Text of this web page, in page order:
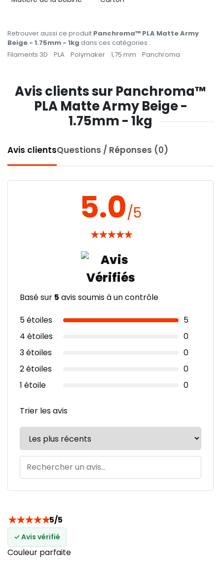
Retrouver aussi ce produit Panchroma™ PLA Matte Army
Beige - 1.75mm - 1kg dans ces catégories :
Filaments 3D
PLA Polymaker 1,75 mm Panchroma
Avis clients sur Panchroma™
PLA Matte Army Beige -
1.75mm - 1kg
Avis clientsQuestions / Réponses (0)
5.0/5
★★★★★
Basé sur 5 avis soumis à un contrôle
5 étoiles
5
4 étoiles
0
3 étoiles
0
2 étoiles
0
1 étoile
0
Trier les avis
★★★★★5/5
✓ Avis vérifié
Couleur parfaite